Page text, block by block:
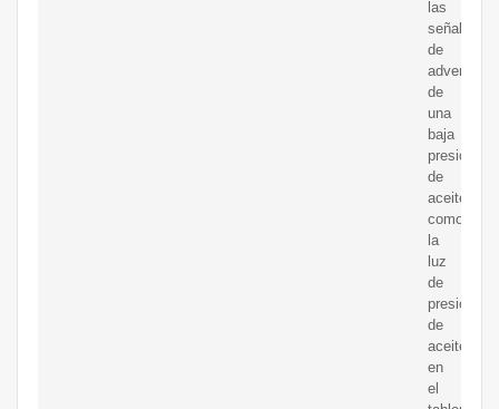
las
señales
de
de
una
baja
presión
de
aceite,
como
la
luz
de
presión
de
aceite
en
el